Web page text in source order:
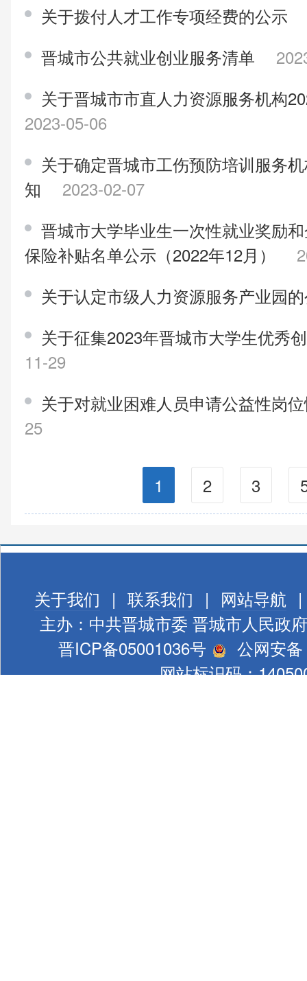
关于拨付人才工作专项经费的公示
晋城市公共就业创业服务清单
关于晋城市市直人力资源服务机构
2023-05-06
关于确定晋城市工伤预防培训服务
知
2023-02-07
晋城市大学毕业生一次性就业奖励
保险补贴名单公示（2022年12月）
关于认定市级人力资源服务产业园
关于征集2023年晋城市大学生优秀
11-29
关于对就业困难人员申请公益性岗
25
1 2 3
关于我们 | 联系我们 | 网站导航 |
主办：中共晋城市委 晋城市人民政府
晋ICP备05001036号
公网安
网站标识码：